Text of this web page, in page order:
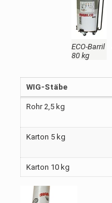
ECO-Barril
80 kg
WIG-Stäbe
Rohr 2,5 kg
Karton 5 kg
Karton 10 kg